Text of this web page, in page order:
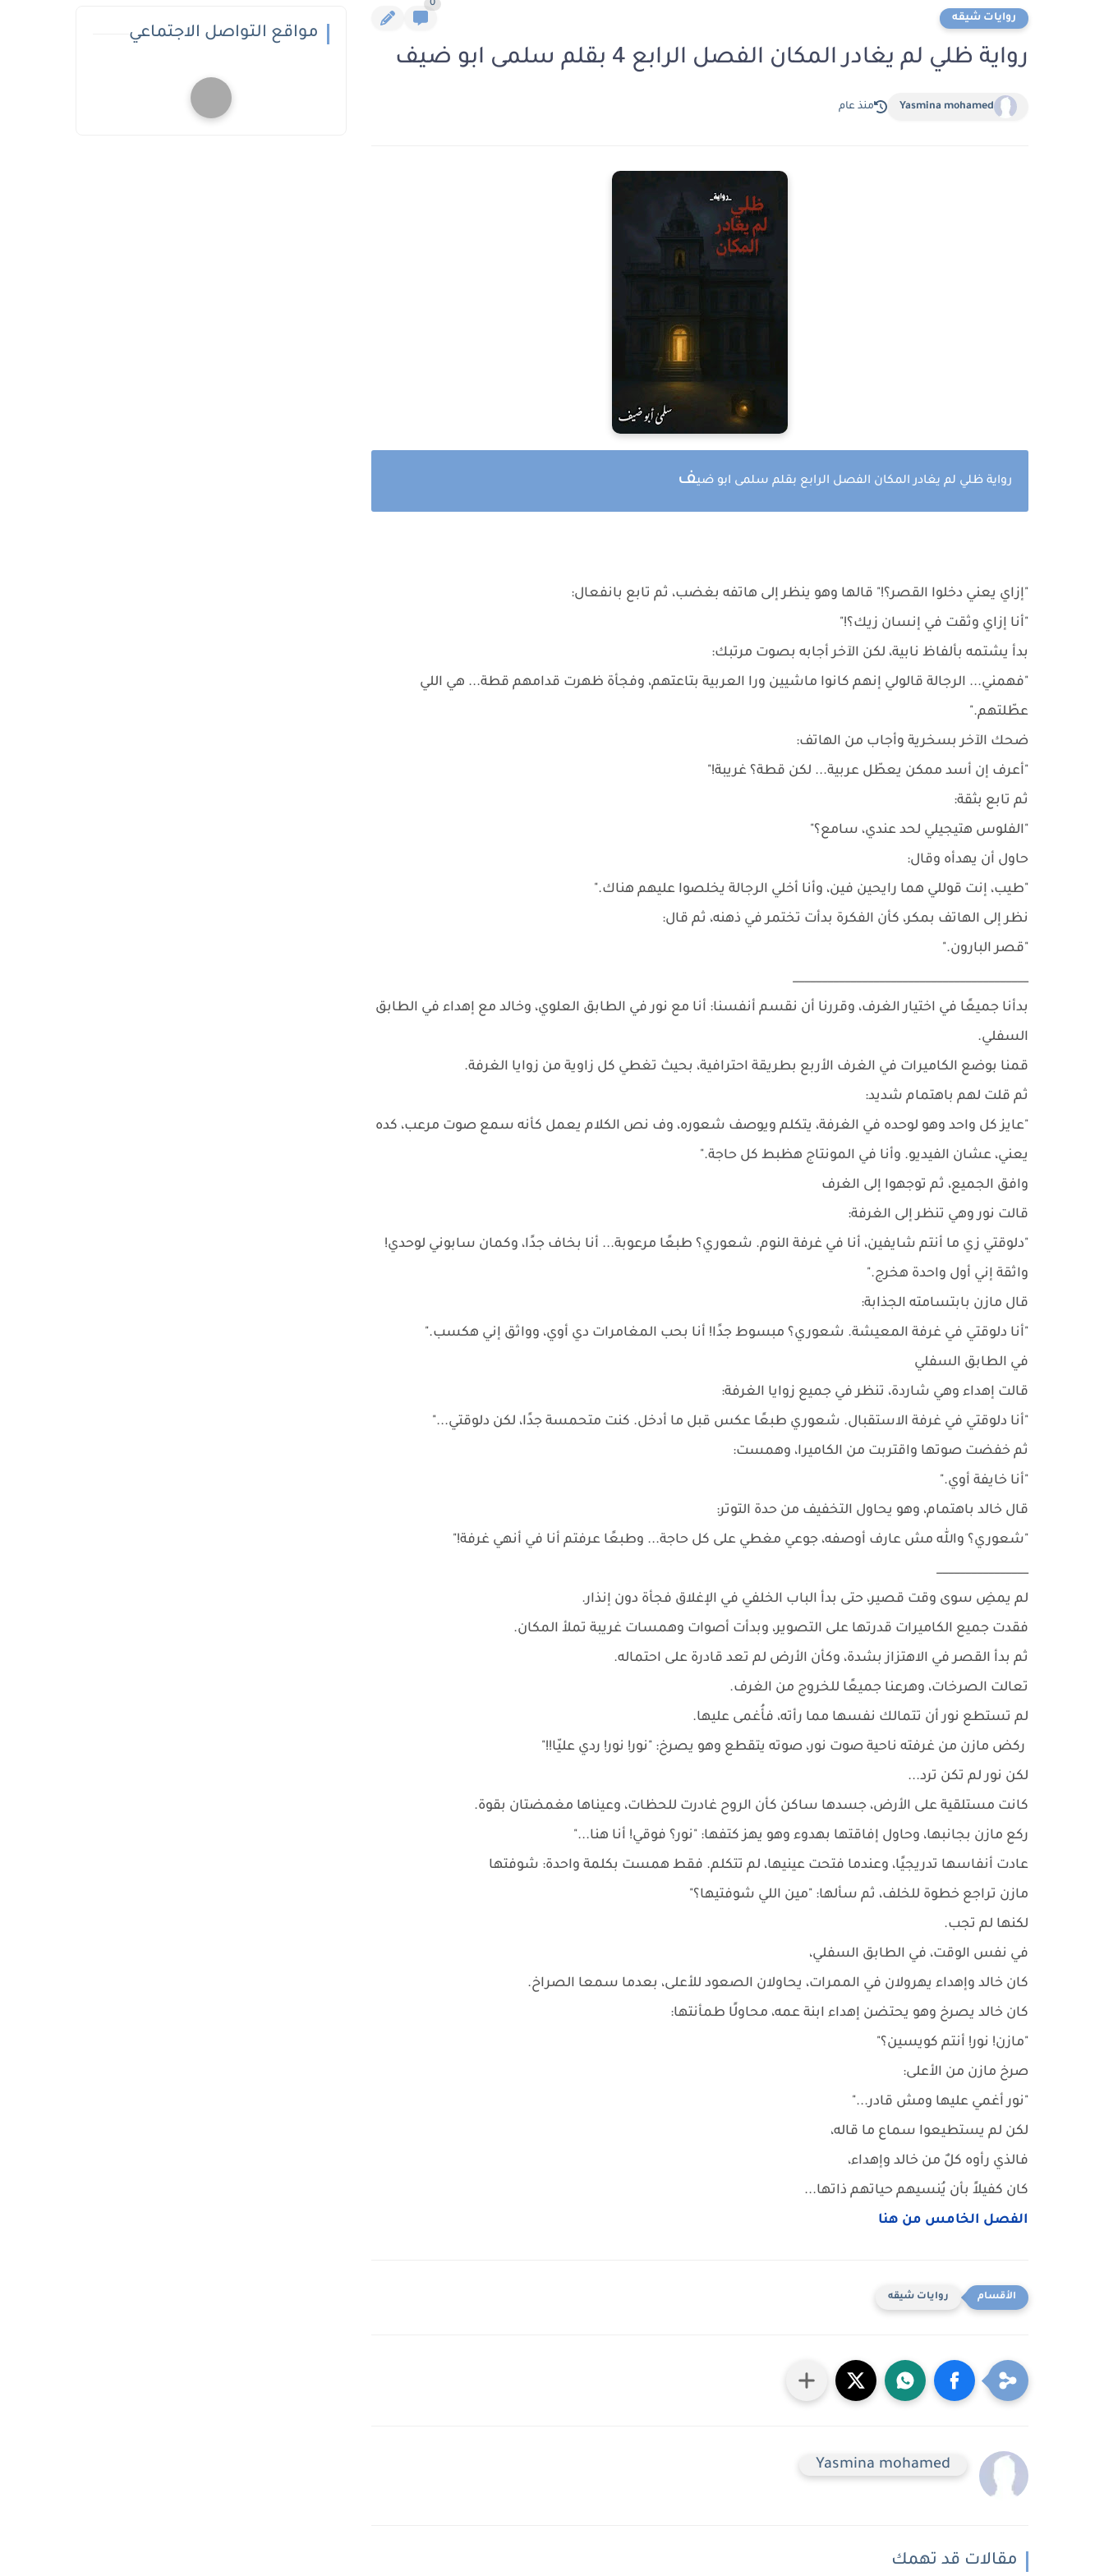
روايات شيقه
0
رواية ظلي لم يغادر المكان الفصل الرابع 4 بقلم سلمى ابو ضيف
Yasmina mohamed منذ عام
رواية ظلي لم يغادر المكان الفصل الرابع بقلم سلمى ابو ضيف
"إزاي يعني دخلوا القصر؟!" قالها وهو ينظر إلى هاتفه بغضب، ثم تابع بانفعال:
"أنا إزاي وثقت في إنسان زيك؟!"
بدأ يشتمه بألفاظ نابية، لكن الآخر أجابه بصوت مرتبك:
"فهمني... الرجالة قالولي إنهم كانوا ماشيين ورا العربية بتاعتهم، وفجأة ظهرت قدامهم قطة... هي اللي
عطّلتهم."
ضحك الآخر بسخرية وأجاب من الهاتف:
"أعرف إن أسد ممكن يعطّل عربية... لكن قطة؟ غريبة!"
ثم تابع بثقة:
"الفلوس هتيجيلي لحد عندي، سامع؟"
حاول أن يهدأه وقال:
"طيب، إنت قوللي هما رايحين فين، وأنا أخلي الرجالة يخلصوا عليهم هناك."
نظر إلى الهاتف بمكر، كأن الفكرة بدأت تختمر في ذهنه، ثم قال:
"قصر البارون."
_________________________________________
بدأنا جميعًا في اختيار الغرف، وقررنا أن نقسم أنفسنا: أنا مع نور في الطابق العلوي، وخالد مع إهداء في الطابق
السفلي.
قمنا بوضع الكاميرات في الغرف الأربع بطريقة احترافية، بحيث تغطي كل زاوية من زوايا الغرفة.
ثم قلت لهم باهتمام شديد:
"عايز كل واحد وهو لوحده في الغرفة، يتكلم ويوصف شعوره، وف نص الكلام يعمل كأنه سمع صوت مرعب، كده
يعني، عشان الفيديو. وأنا في المونتاج هظبط كل حاجة."
وافق الجميع، ثم توجهوا إلى الغرف
قالت نور وهي تنظر إلى الغرفة:
"دلوقتي زي ما أنتم شايفين، أنا في غرفة النوم. شعوري؟ طبعًا مرعوبة... أنا بخاف جدًا، وكمان سابوني لوحدي!
واثقة إني أول واحدة هخرج."
قال مازن بابتسامته الجذابة:
"أنا دلوقتي في غرفة المعيشة. شعوري؟ مبسوط جدًا! أنا بحب المغامرات دي أوي، وواثق إني هكسب."
في الطابق السفلي
قالت إهداء وهي شاردة، تنظر في جميع زوايا الغرفة:
"أنا دلوقتي في غرفة الاستقبال. شعوري طبعًا عكس قبل ما أدخل. كنت متحمسة جدًا، لكن دلوقتي..."
ثم خفضت صوتها واقتربت من الكاميرا، وهمست:
"أنا خايفة أوي."
قال خالد باهتمام، وهو يحاول التخفيف من حدة التوتر:
"شعوري؟ والله مش عارف أوصفه، جوعي مغطي على كل حاجة... وطبعًا عرفتم أنا في أنهي غرفة!"
________________
لم يمضِ سوى وقت قصير، حتى بدأ الباب الخلفي في الإغلاق فجأة دون إنذار.
فقدت جميع الكاميرات قدرتها على التصوير، وبدأت أصوات وهمسات غريبة تملأ المكان.
ثم بدأ القصر في الاهتزاز بشدة، وكأن الأرض لم تعد قادرة على احتماله.
تعالت الصرخات، وهرعنا جميعًا للخروج من الغرف.
لم تستطع نور أن تتمالك نفسها مما رأته، فأُغمى عليها.
ركض مازن من غرفته ناحية صوت نور، صوته يتقطع وهو يصرخ: "نور! نور! ردي عليّا!!"
لكن نور لم تكن ترد...
كانت مستلقية على الأرض، جسدها ساكن كأن الروح غادرت للحظات، وعيناها مغمضتان بقوة.
ركع مازن بجانبها، وحاول إفاقتها بهدوء وهو يهز كتفها: "نور؟ فوقي! أنا هنا..."
عادت أنفاسها تدريجيًا، وعندما فتحت عينيها، لم تتكلم. فقط همست بكلمة واحدة: شوفتها
مازن تراجع خطوة للخلف، ثم سألها: "مين اللي شوفتيها؟"
لكنها لم تجب.
في نفس الوقت، في الطابق السفلي،
كان خالد وإهداء يهرولان في الممرات، يحاولان الصعود للأعلى، بعدما سمعا الصراخ.
كان خالد يصرخ وهو يحتضن إهداء ابنة عمه، محاولًا طمأنتها:
"مازن! نور! أنتم كويسين؟"
صرخ مازن من الأعلى:
"نور أغمي عليها ومش قادر..."
لكن لم يستطيعوا سماع ما قاله،
فالذي رأوه كلٌ من خالد وإهداء،
كان كفيلاً بأن يُنسيهم حياتهم ذاتها...
الفصل الخامس من هنا
روايات شيقه
Yasmina mohamed
مقالات قد تهمك
مواقع التواصل الاجتماعي